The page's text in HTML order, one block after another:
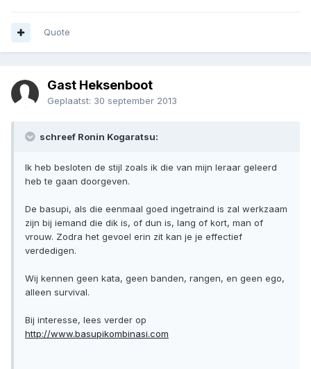
Quote
Gast Heksenboot
Geplaatst: 30 september 2013
schreef Ronin Kogaratsu:
Ik heb besloten de stijl zoals ik die van mijn leraar geleerd
heb te gaan doorgeven.
De basupi, als die eenmaal goed ingetraind is zal werkzaam
zijn bij iemand die dik is, of dun is, lang of kort, man of
vrouw. Zodra het gevoel erin zit kan je je effectief
verdedigen.
Wij kennen geen kata, geen banden, rangen, en geen ego,
alleen survival.
Bij interesse, lees verder op
http://www.basupikombinasi.com